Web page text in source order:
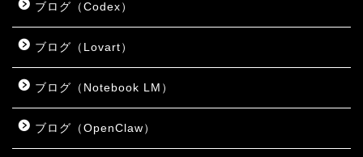
ブログ（Codex）
ブログ（Lovart）
ブログ（Notebook LM）
ブログ（OpenClaw）